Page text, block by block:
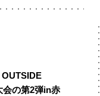
OUTSIDE
会の第2弾in赤